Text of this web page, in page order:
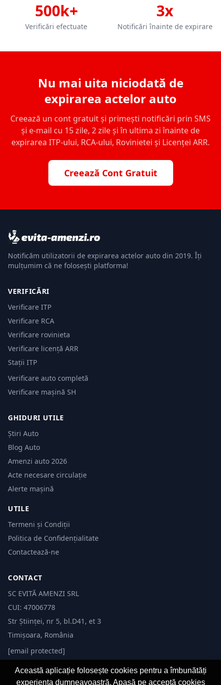
500k+
Verificări efectuate
3x
Notificări înainte de expirare
Nu mai uita niciodată de
expirarea actelor auto
Creează un cont gratuit și primești notificări prin SMS
și e-mail cu 15 zile, 2 zile și în ultima zi înainte de
expirarea ITP-ului, RCA-ului, Rovinietei și Licenței ARR.
Creează Cont Gratuit
Notificăm utilizatorii de expirarea actelor auto din 2019. Îți
mulțumim că ne folosești platforma!
VERIFICĂRI
Verificare ITP
Verificare RCA
Verificare rovinieta
Verificare licență ARR
Stații ITP
Verificare auto completă
Verificare mașină SH
GHIDURI UTILE
Știri Auto
Blog Auto
Amenzi auto 2026
Acte necesare circulație
Alerte mașină
UTILE
Termeni și Condiții
Politica de Confidențialitate
Contactează-ne
CONTACT
SC EVITĂ AMENZI SRL
CUI: 47006778
Str Științei, nr 5, bl.D41, et 3
Timișoara, România
[email protected]
Această aplicație folosește cookies pentru a îmbunătăți
experiența dumneavoastră. Apasă pe acceptă cookies